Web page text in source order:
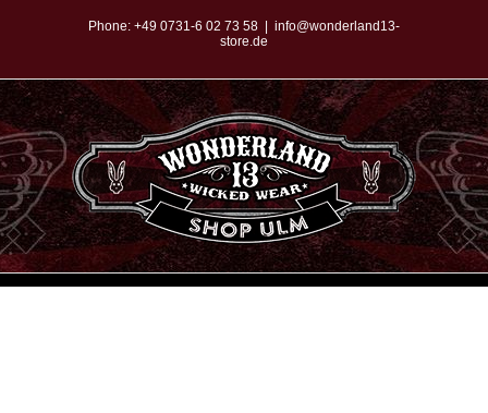
springen
Phone: +49 0731-6 02 73 58
info@wonderland13-
store.de